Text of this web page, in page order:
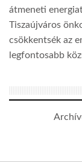
átmeneti
Tiszaújváros
csökkentsék az
legfontosabb